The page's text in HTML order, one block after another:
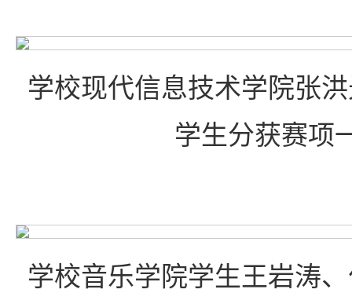
学校现代信息技术学院张
学生分获赛项
学校音乐学院学生王岩涛